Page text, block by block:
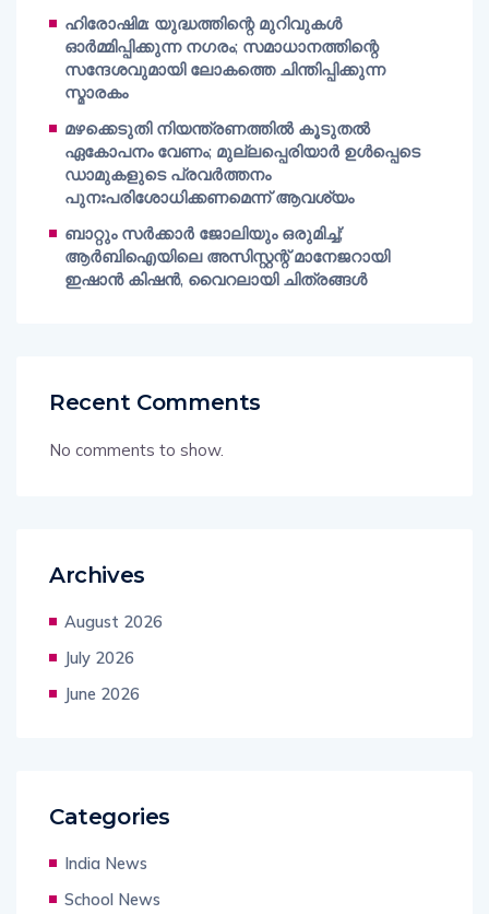
ഹിരോഷിമ: യുദ്ധത്തിന്റെ മുറിവുകൾ
ഓർമ്മിപ്പിക്കുന്ന നഗരം; സമാധാനത്തിന്റെ
സന്ദേശവുമായി ലോകത്തെ ചിന്തിപ്പിക്കുന്ന
സ്മാരകം
മഴക്കെടുതി നിയന്ത്രണത്തിൽ കൂടുതൽ
ഏകോപനം വേണം; മുല്ലപ്പെരിയാർ ഉൾപ്പെടെ
ഡാമുകളുടെ പ്രവർത്തനം
പുനഃപരിശോധിക്കണമെന്ന് ആവശ്യം
ബാറ്റും സർക്കാർ ജോലിയും ഒരുമിച്ച്;
ആർബിഐയിലെ അസിസ്റ്റന്റ് മാനേജറായി
ഇഷാൻ കിഷൻ, വൈറലായി ചിത്രങ്ങൾ
Recent Comments
No comments to show.
Archives
August 2026
July 2026
June 2026
Categories
India News
School News